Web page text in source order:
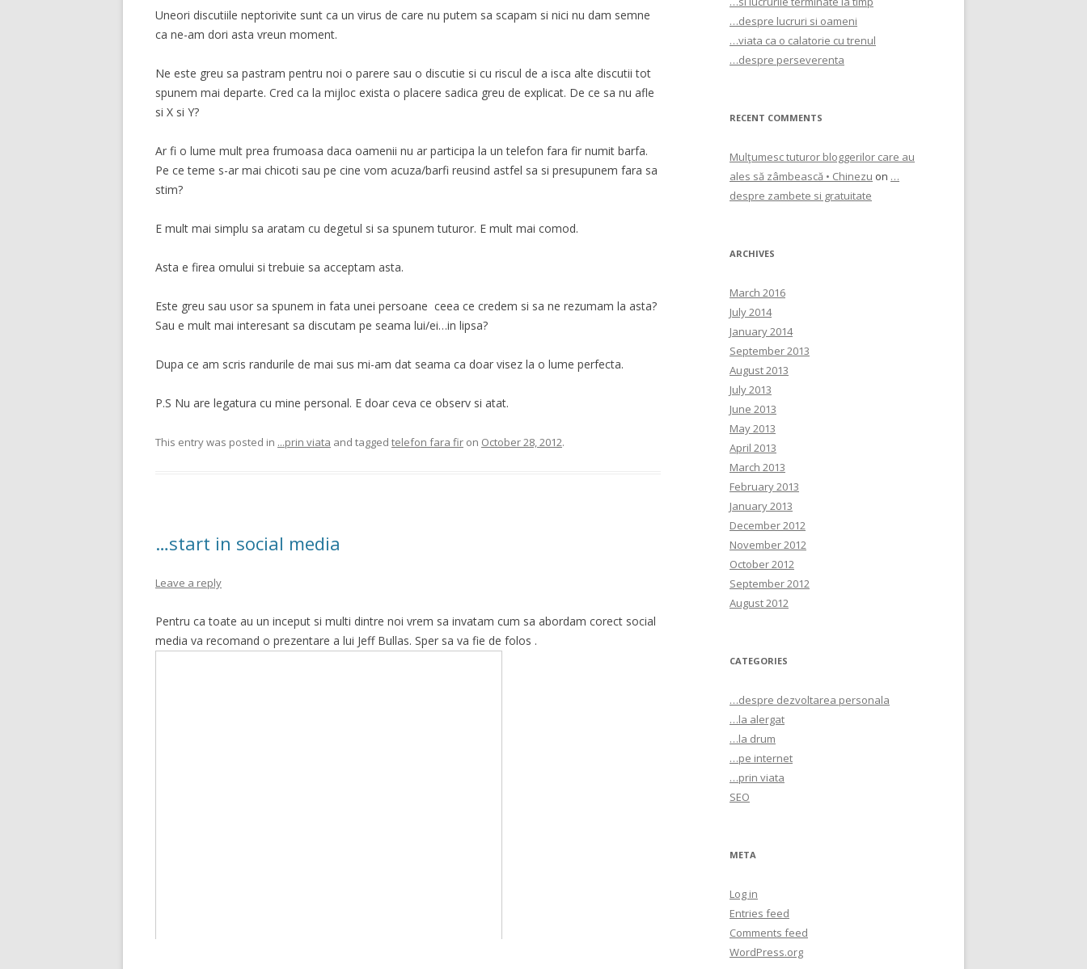
Uneori discutiile neptorivite sunt ca un virus de care nu putem sa scapam si nici nu dam semne
ca ne-am dori asta vreun moment.
Ne este greu sa pastram pentru noi o parere sau o discutie si cu riscul de a isca alte discutii tot
spunem mai departe. Cred ca la mijloc exista o placere sadica greu de explicat. De ce sa nu afle
si X si Y?
Ar fi o lume mult prea frumoasa daca oamenii nu ar participa la un telefon fara fir numit barfa.
Pe ce teme s-ar mai chicoti sau pe cine vom acuza/barfi reusind astfel sa si presupunem fara sa
stim?
E mult mai simplu sa aratam cu degetul si sa spunem tuturor. E mult mai comod.
Asta e firea omului si trebuie sa acceptam asta.
Este greu sau usor sa spunem in fata unei persoane ceea ce credem si sa ne rezumam la asta?
Sau e mult mai interesant sa discutam pe seama lui/ei…in lipsa?
Dupa ce am scris randurile de mai sus mi-am dat seama ca doar visez la o lume perfecta.
P.S Nu are legatura cu mine personal. E doar ceva ce observ si atat.
This entry was posted in ...prin viata and tagged telefon fara fir on October 28, 2012.
…start in social media
Leave a reply
Pentru ca toate au un inceput si multi dintre noi vrem sa invatam cum sa abordam corect social
media va recomand o prezentare a lui Jeff Bullas. Sper sa va fie de folos .
…despre lucruri si oameni
…viata ca o calatorie cu trenul
…despre perseverenta
RECENT COMMENTS
Mulţumesc tuturor bloggerilor care au
ales să zâmbească • Chinezu on …
despre zambete si gratuitate
ARCHIVES
March 2016
July 2014
January 2014
September 2013
August 2013
July 2013
June 2013
May 2013
April 2013
March 2013
February 2013
January 2013
December 2012
November 2012
October 2012
September 2012
August 2012
CATEGORIES
…despre dezvoltarea personala
…la alergat
…la drum
…pe internet
…prin viata
SEO
META
Log in
Entries feed
Comments feed
WordPress.org